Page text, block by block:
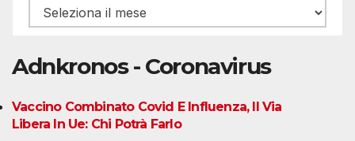
Archivio
Adnkronos - Coronavirus
Vaccino Combinato Covid E Influenza, Il Via
Libera In Ue: Chi Potrà Farlo